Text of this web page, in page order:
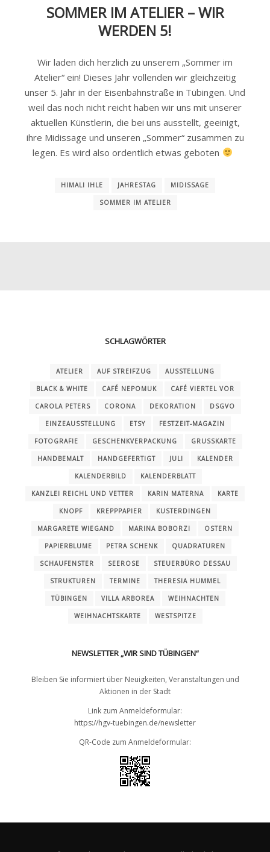
SOMMER IM ATELIER – WIR
WERDEN 5!
Wir laden dich herzlich zu unserem „Sommer im
Atelier“ ein! Dieses Jahr vollenden wir gleichzeitig
unser 5. Jahr in der Eisenbahnstraße in Tübingen. Und
weil das noch nicht reicht haben wir uns mit unserer
aktuellen Künstlerin, die bei uns ausstellt, geeinigt,
ihre Midissage und unseren „Sommer“ zusammen zu
legen. Es wird also ordentlich etwas geboten
HIMALI IHLE JAHRESTAG MIDISSAGE
SOMMER IM ATELIER
SCHLAGWÖRTER
ATELIER AUF STREIFZUG AUSSTELLUNG
BLACK & WHITE CAFÉ NEPOMUK CAFÉ VIERTEL VOR
CAROLA PETERS CORONA DEKORATION DSGVO
EINZEAUSSTELLUNG ETSY FESTZEIT-MAGAZIN
FOTOGRAFIE GESCHENKVERPACKUNG GRUSSKARTE
HANDBEMALT HANDGEFERTIGT JULI KALENDER
KALENDERBILD KALENDERBLATT
KANZLEI REICHL UND VETTER KARIN MATERNA KARTE
KNOPF KREPPPAPIER KUSTERDINGEN
MARGARETE WIEGAND MARINA BOBORZI OSTERN
PAPIERBLUME PETRA SCHENK QUADRATUREN
SCHAUFENSTER SEEROSE STEUERBÜRO DESSAU
STRUKTUREN TERMINE THERESIA HUMMEL
TÜBINGEN VILLA ARBOREA WEIHNACHTEN
WEIHNACHTSKARTE WESTSPITZE
NEWSLETTER „WIR SIND TÜBINGEN“
Bleiben Sie informiert über Neuigkeiten, Veranstaltungen und
Aktionen in der Stadt
Link zum Anmeldeformular:
https://hgv-tuebingen.de/newsletter
QR-Code zum Anmeldeformular: